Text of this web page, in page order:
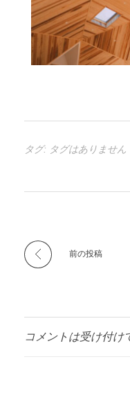
タグ: タグはありません
前の投稿
コメントは受け付け